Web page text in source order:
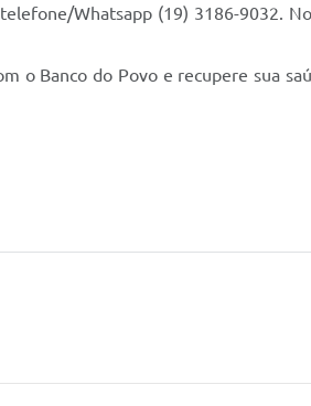
Whatsapp (19) 3186-9032.
o Banco do Povo e recupere sua